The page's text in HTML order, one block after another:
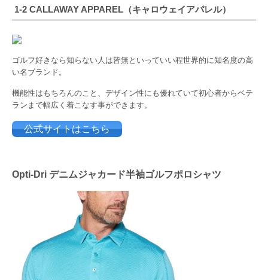
1-2 CALLAWAY APPAREL（キャロウェイアパレル）
ゴルフ好きなら知らない人は皆無といっていい程世界的に知名度の高
い名ブランド。
機能性はもちろんのこと、デザイン性にも優れていて初心者からベテ
ランまで幅広く着こなす事ができます。
公式サイトはこちら
Opti-Dri デニムジャカード半袖ゴルフポロシャツ